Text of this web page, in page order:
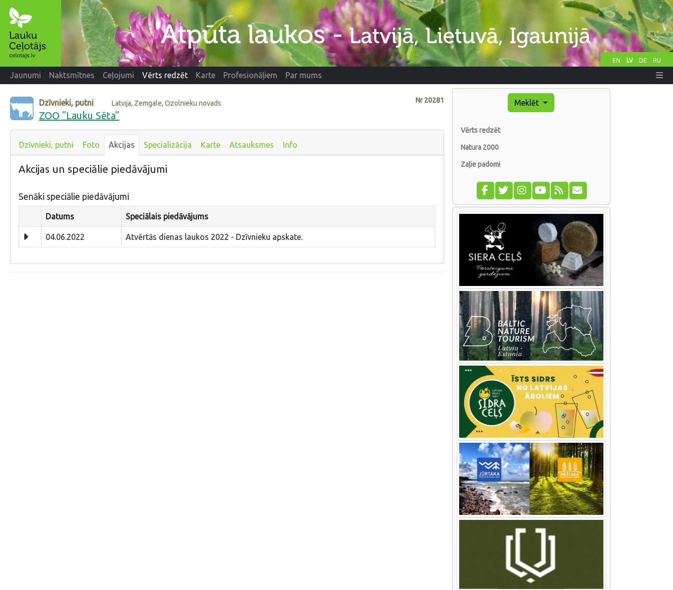
EN LV DE RU
Jaunumi Naktsmītnes Ceļojumi Vērts redzēt Karte Profesionāļiem Par mums
Nr20281
Dzīvnieki, putni Latvija, Zemgale, Ozolnieku novads
ZOO "Lauku Sēta"
Dzīvnieki, putni Foto Akcijas Specializācija Karte Atsauksmes Info
Akcijas un speciālie piedāvājumi
Senāki speciālie piedāvājumi
Datums Speciālais piedāvājums
04.06.2022 Atvērtās dienas laukos 2022 - Dzīvnieku apskate.
Meklēt
Vērts redzēt
Natura 2000
Zaļie padomi